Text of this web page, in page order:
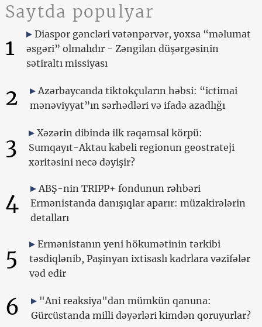
Saytda populyar
1
Diaspor gəncləri vətənpərvər, yoxsa “məlumat
əsgəri” olmalıdır - Zəngilan düşərgəsinin
sətiraltı missiyası
2
Azərbaycanda tiktokçuların həbsi: “ictimai
mənəviyyat”ın sərhədləri və ifadə azadlığı
3
Xəzərin dibində ilk rəqəmsal körpü:
Sumqayıt-Aktau kabeli regionun geostrateji
xəritəsini necə dəyişir?
4
ABŞ-nin TRIPP+ fondunun rəhbəri
Ermənistanda danışıqlar aparır: müzakirələrin
detalları
5
Ermənistanın yeni hökumətinin tərkibi
təsdiqlənib, Paşinyan ixtisaslı kadrlara vəzifələr
vəd edir
6
"Ani reaksiya"dan mümkün qanuna:
Gürcüstanda milli dəyərləri kimdən qoruyurlar?